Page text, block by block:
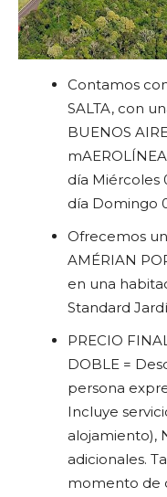
Contamos
SALTA, con
BUENOS
día Miércoles
día Domingo
Ofrecemos
AMÉRIAN
en una
Standard
PRECIO
DOBLE =
persona
Incluye
alojamiento),
adicionales.
momento de